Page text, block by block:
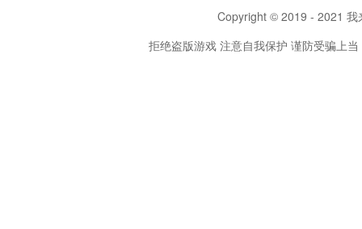
Copyright © 2019 - 2021 我
拒绝盗版游戏 注意自我保护 谨防受骗上